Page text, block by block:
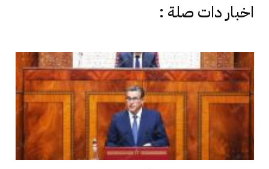
اخبار دات صلة :